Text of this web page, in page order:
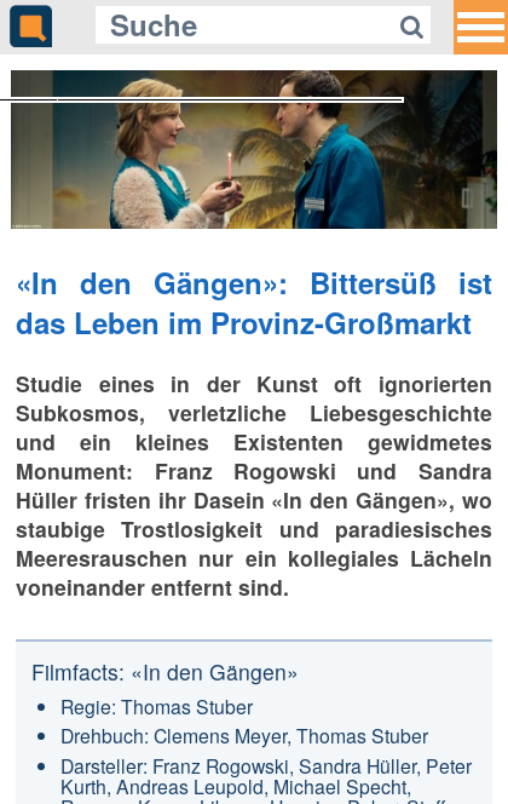
Gleich auf Quotenmeter:
«Alley Cats»: Mit Ricky Gervais auf
Mäusejagd
«In den Gängen»: Bittersüß ist
das Leben im Provinz-Großmarkt
Studie eines in der Kunst oft ignorierten
Subkosmos, verletzliche Liebesgeschichte
und ein kleines Existenten gewidmetes
Monument: Franz Rogowski und Sandra
Hüller fristen ihr Dasein «In den Gängen», wo
staubige Trostlosigkeit und paradiesisches
Meeresrauschen nur ein kollegiales Lächeln
voneinander entfernt sind.
Filmfacts: «In den Gängen»
Regie: Thomas Stuber
Drehbuch: Clemens Meyer, Thomas Stuber
Darsteller: Franz Rogowski, Sandra Hüller, Peter
Kurth, Andreas Leupold, Michael Specht,